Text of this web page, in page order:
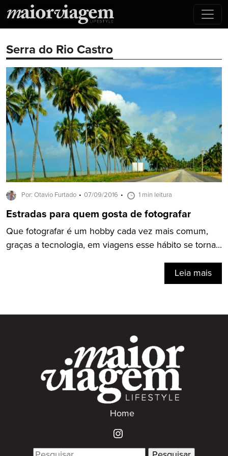
Serra do Rio Castro
Por: Otavio Furtado 07/09/2016 1 min leitura
Estradas para quem gosta de fotografar
Que fotografar é um hobby cada vez mais comum,
graças a tecnologia, em viagens esse hábito se torna...
Leia mais
Home
Search